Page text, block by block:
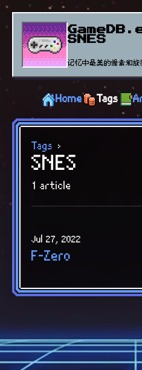
SNES
记忆中最美的像素和旋
Home Tags
Tags ›
SNES
1 article
Jul 27, 2022
F-Zero